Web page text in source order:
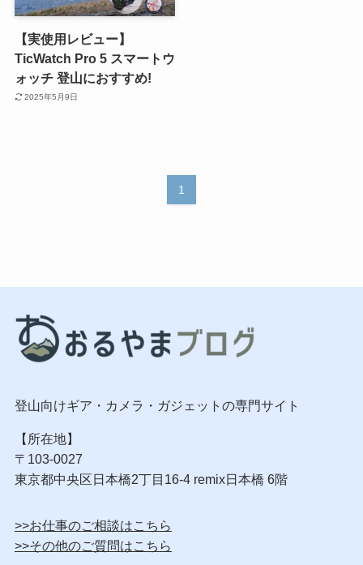
【実使用レビュー】
TicWatch Pro 5 スマートウ
ォッチ 登山におすすめ!
2025年5月9日
1
登山向けギア・カメラ・ガジェットの専門サイト
【所在地】
〒103-0027
東京都中央区日本橋2丁目16-4 remix日本橋 6階
>>お仕事のご相談はこちら
>>その他のご質問はこちら